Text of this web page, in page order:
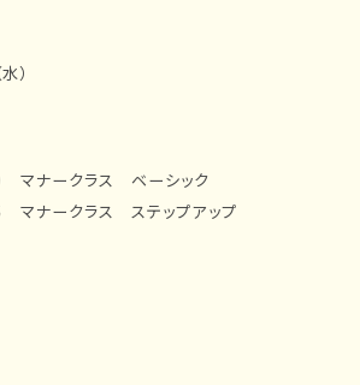
）
０ マナークラス ベーシック
５ マナークラス ステップアップ